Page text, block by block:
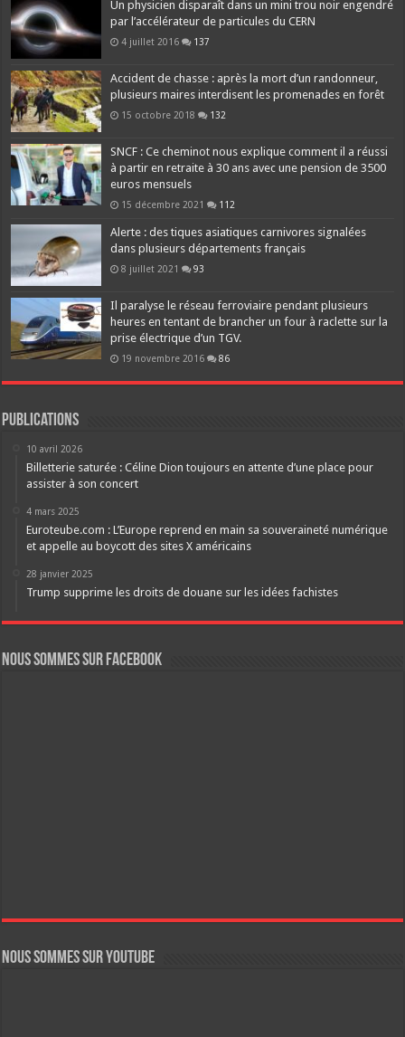
Un physicien disparaît dans un mini trou noir engendré
par l’accélérateur de particules du CERN
4 juillet 2016 137
Accident de chasse : après la mort d’un randonneur,
plusieurs maires interdisent les promenades en forêt
15 octobre 2018 132
SNCF : Ce cheminot nous explique comment il a réussi
à partir en retraite à 30 ans avec une pension de 3500
euros mensuels
15 décembre 2021 112
Alerte : des tiques asiatiques carnivores signalées
dans plusieurs départements français
8 juillet 2021 93
Il paralyse le réseau ferroviaire pendant plusieurs
heures en tentant de brancher un four à raclette sur la
prise électrique d’un TGV.
19 novembre 2016 86
Publications
10 avril 2026
Billetterie saturée : Céline Dion toujours en attente d’une place pour
assister à son concert
4 mars 2025
Euroteube.com : L’Europe reprend en main sa souveraineté numérique
et appelle au boycott des sites X américains
28 janvier 2025
Trump supprime les droits de douane sur les idées fachistes
Nous sommes sur FaceBook
Nous sommes sur YouTube